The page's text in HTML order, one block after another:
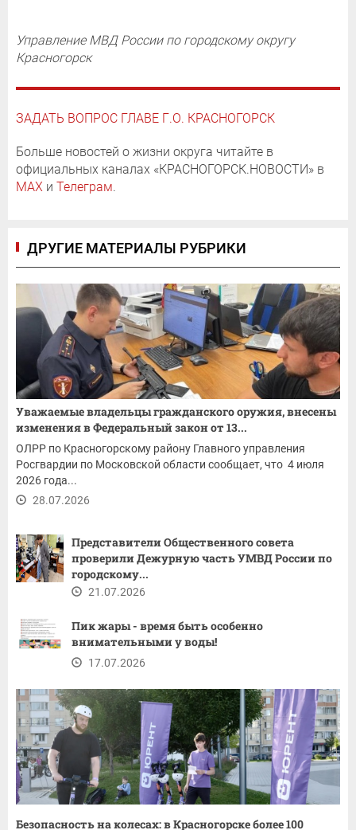
Управление МВД России по городскому округу
Красногорск
ЗАДАТЬ ВОПРОС ГЛАВЕ Г.О. КРАСНОГОРСК
Больше новостей о жизни округа читайте в
официальных каналах «КРАСНОГОРСК.НОВОСТИ» в
MAX и Телеграм.
ДРУГИЕ МАТЕРИАЛЫ РУБРИКИ
Уважаемые владельцы гражданского оружия, внесены
изменения в Федеральный закон от 13...
ОЛРР по Красногорскому району Главного управления
Росгвардии по Московской области сообщает, что 4 июля
2026 года...
28.07.2026
Представители Общественного совета
проверили Дежурную часть УМВД России по
городскому...
21.07.2026
Пик жары - время быть особенно
внимательными у воды!
17.07.2026
Безопасность на колесах: в Красногорске более 100